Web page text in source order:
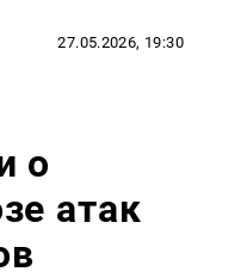
27.05.2026, 19:30
о
атак